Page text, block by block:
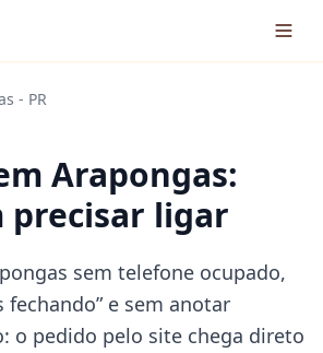
- PR
Arapongas:
precisar ligar
sem telefone ocupado,
fechando” e sem anotar
o pedido pelo site chega direto